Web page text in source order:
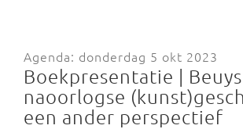
Agenda: donderdag 5 okt 2023
Boekpresentatie |
naoorlogse
een ander perspectief